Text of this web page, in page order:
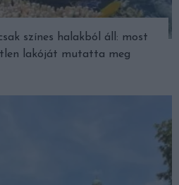
színes halakból áll: most
lakóját mutatta meg